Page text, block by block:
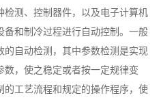
测、控制器件，以及电子计算机
和制冷过程进行自动控制。一般
自动检测，其中参数检测是实现
，使之稳定或者按一定规律变
工艺流程和规定的操作程序，使